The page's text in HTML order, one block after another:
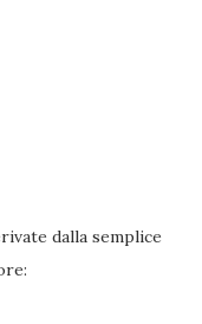
dalla semplice